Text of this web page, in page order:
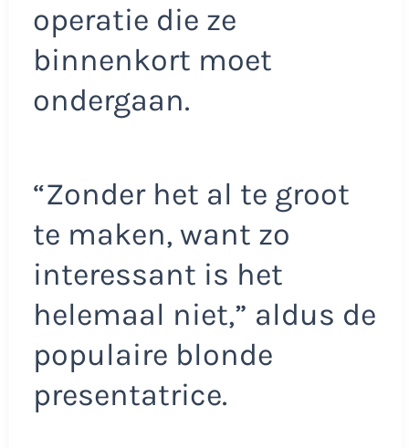
operatie die ze
binnenkort moet
ondergaan.
“Zonder het al te groot
te maken, want zo
interessant is het
helemaal niet,” aldus de
populaire blonde
presentatrice.